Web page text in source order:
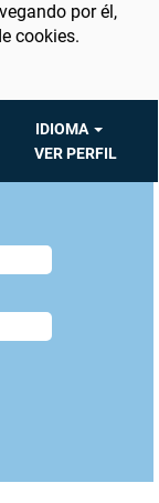
por él,
cookies.
IDIOMA
VER PERFIL